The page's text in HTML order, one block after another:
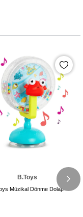
B.Toys
Müzikal Dönme Dolap